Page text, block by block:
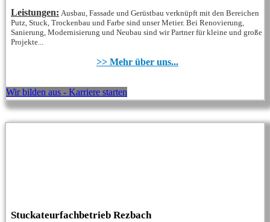
Leistungen: Ausbau, Fassade und Gerüstbau verknüpft mit den Bereichen
Putz, Stuck, Trockenbau und Farbe sind unser Metier. Bei Renovierung,
Sanierung, Modernisierung und Neubau sind wir Partner für kleine und große
Projekte...
>> Mehr über uns...
Wir bilden aus - Karriere starten
Stuckateurfachbetrieb Rezbach